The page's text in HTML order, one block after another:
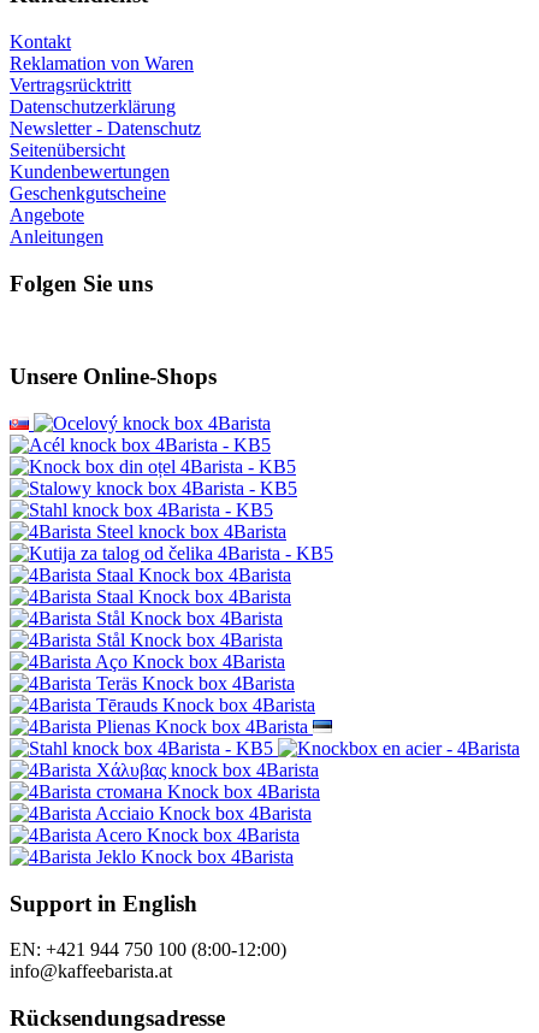
Kontakt
Reklamation von Waren
Vertragsrücktritt
Datenschutzerklärung
Newsletter - Datenschutz
Seitenübersicht
Kundenbewertungen
Geschenkgutscheine
Angebote
Anleitungen
Folgen Sie uns
Unsere Online-Shops
Support in English
EN: +421 944 750 100 (8:00-12:00)
info@kaffeebarista.at
Rücksendungsadresse